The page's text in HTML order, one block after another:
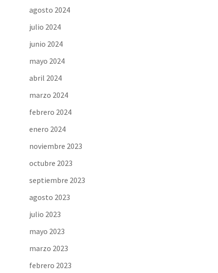
agosto 2024
julio 2024
junio 2024
mayo 2024
abril 2024
marzo 2024
febrero 2024
enero 2024
noviembre 2023
octubre 2023
septiembre 2023
agosto 2023
julio 2023
mayo 2023
marzo 2023
febrero 2023